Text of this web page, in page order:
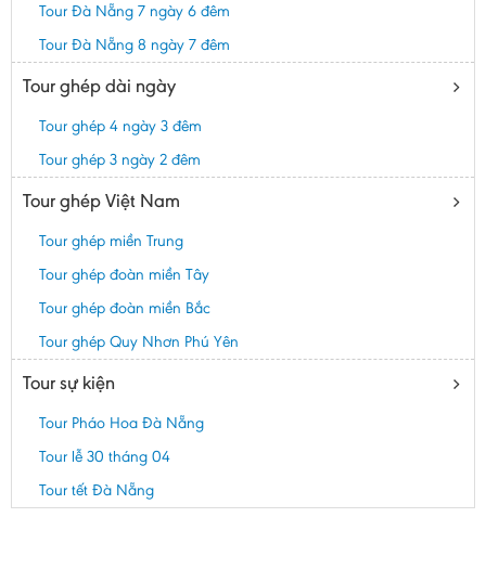
Tour Đà Nẵng 7 ngày 6 đêm
Tour Đà Nẵng 8 ngày 7 đêm
Tour ghép dài ngày
Tour ghép 4 ngày 3 đêm
Tour ghép 3 ngày 2 đêm
Tour ghép Việt Nam
Tour ghép miền Trung
Tour ghép đoàn miền Tây
Tour ghép đoàn miền Bắc
Tour ghép Quy Nhơn Phú Yên
Tour sự kiện
Tour Pháo Hoa Đà Nẵng
Tour lễ 30 tháng 04
Tour tết Đà Nẵng